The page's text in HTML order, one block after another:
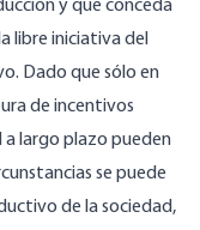
y que conceda
libre iniciativa del
Dado que sólo en
de incentivos
largo plazo pueden
se puede
de la sociedad,